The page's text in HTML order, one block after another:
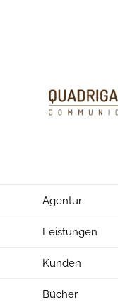
Agentur
Leistungen
Kunden
Bücher